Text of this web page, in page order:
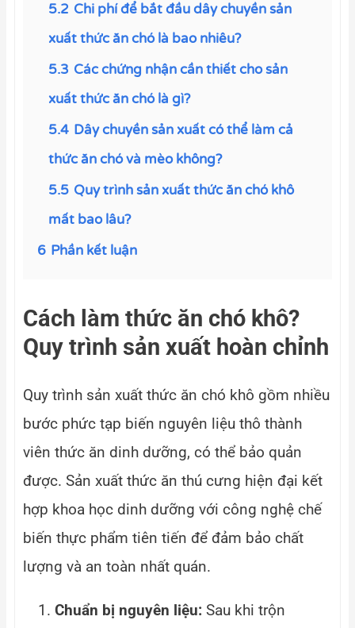
5.2 Chi phí để bắt đầu dây chuyền sản
xuất thức ăn chó là bao nhiêu?
5.3 Các chứng nhận cần thiết cho sản
xuất thức ăn chó là gì?
5.4 Dây chuyền sản xuất có thể làm cả
thức ăn chó và mèo không?
5.5 Quy trình sản xuất thức ăn chó khô
mất bao lâu?
6 Phần kết luận
Cách làm thức ăn chó khô?
Quy trình sản xuất hoàn chỉnh
Quy trình sản xuất thức ăn chó khô gồm nhiều
bước phức tạp biến nguyên liệu thô thành
viên thức ăn dinh dưỡng, có thể bảo quản
được. Sản xuất thức ăn thú cưng hiện đại kết
hợp khoa học dinh dưỡng với công nghệ chế
biến thực phẩm tiên tiến để đảm bảo chất
lượng và an toàn nhất quán.
Chuẩn bị nguyên liệu: Sau khi trộn